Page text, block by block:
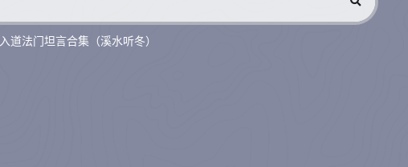
入道法门坦言合集（溪水听冬）